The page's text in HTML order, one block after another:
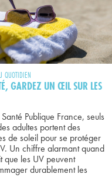
QUOTIDIEN
GARDEZ UN ŒIL SUR LES
Publique France, seuls
adultes portent des
de soleil pour se protéger
Un chiffre alarmant quand
que les UV peuvent
durablement les